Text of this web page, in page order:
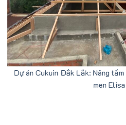
Dự án Cukuin Đắk Lắk: Nâng
men Elisa